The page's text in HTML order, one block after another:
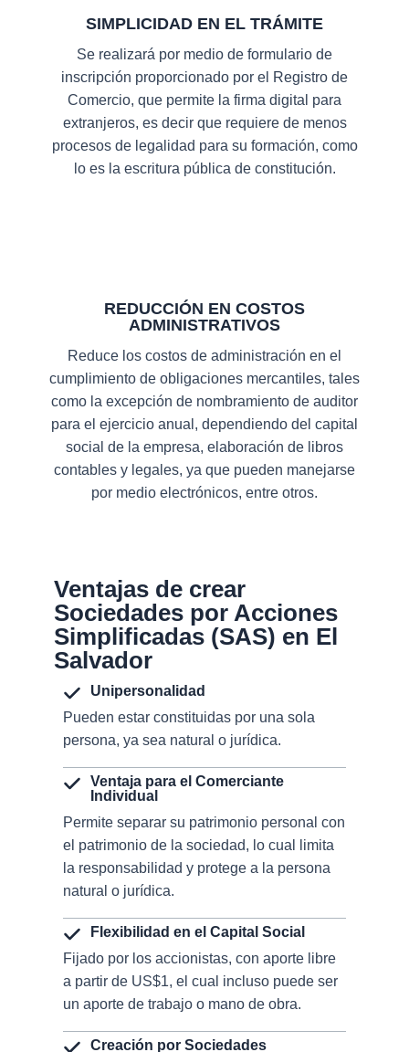
SIMPLICIDAD EN EL TRÁMITE
Se realizará por medio de formulario de
inscripción proporcionado por el Registro de
Comercio, que permite la firma digital para
extranjeros, es decir que requiere de menos
procesos de legalidad para su formación, como
lo es la escritura pública de constitución.
REDUCCIÓN EN COSTOS
ADMINISTRATIVOS
Reduce los costos de administración en el
cumplimiento de obligaciones mercantiles, tales
como la excepción de nombramiento de auditor
para el ejercicio anual, dependiendo del capital
social de la empresa, elaboración de libros
contables y legales, ya que pueden manejarse
por medio electrónicos, entre otros.
Ventajas de crear
Sociedades por Acciones
Simplificadas (SAS)​ en El
Salvador
Unipersonalidad
Pueden estar constituidas por una sola
persona, ya sea natural o jurídica.
Ventaja para el Comerciante
Individual
Permite separar su patrimonio personal con
el patrimonio de la sociedad, lo cual limita
la responsabilidad y protege a la persona
natural o jurídica.
Flexibilidad en el Capital Social
Fijado por los accionistas, con aporte libre
a partir de US$1, el cual incluso puede ser
un aporte de trabajo o mano de obra.
Creación por Sociedades